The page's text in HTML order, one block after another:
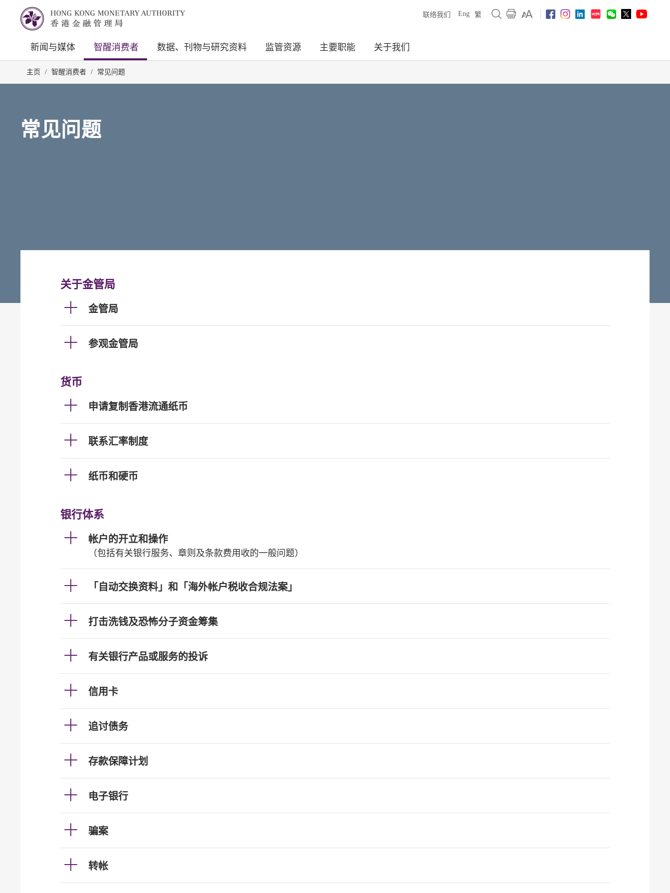
联络我们 Eng 繁
新闻与媒体 智醒消费者 数据、刊物与研究资料 监管资源 主要职能 关于我们
主页 / 智醒消费者 / 常见问题
常见问题
关于金管局
金管局
参观金管局
货币
申请复制香港流通纸币
联系汇率制度
纸币和硬币
银行体系
帐户的开立和操作
（包括有关银行服务、章则及条款费用收的一般问题）
「自动交换资料」和「海外帐户税收合规法案」
打击洗钱及恐怖分子资金筹集
有关银行产品或服务的投诉
信用卡
追讨债务
存款保障计划
电子银行
骗案
转帐